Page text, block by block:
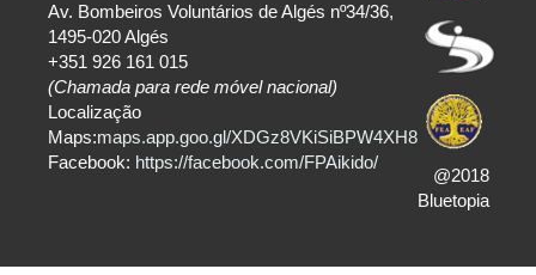
Av. Bombeiros Voluntários de Algés nº34/36,
1495-020 Algés
+351 926 161 015
(Chamada para rede móvel nacional)
Localização
Maps:maps.app.goo.gl/XDGz8VKiSiBPW4XH8
Facebook: https://facebook.com/FPAikido/
@2018
Bluetopia